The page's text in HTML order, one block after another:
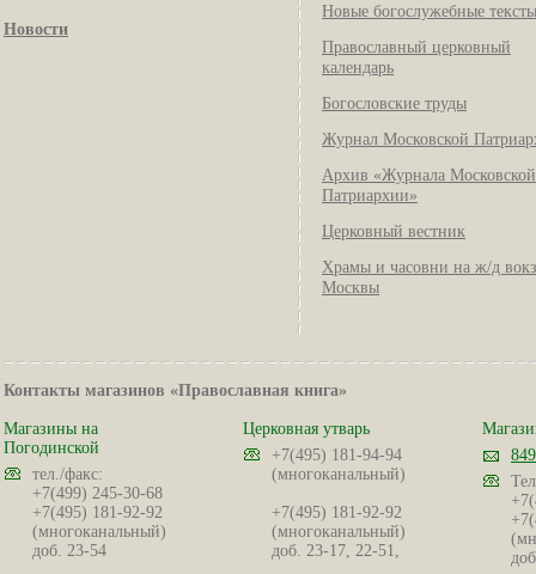
Новости
Новые богослужебные тексты
Православный церковный
календарь
Богословские труды
Журнал Московской
Архив «Журнала Московской
Патриархии»
Церковный вестник
Храмы и часовни на ж/д
Москвы
Контакты магазинов «Православная книга»
Магазины на
Погодинской
тел./факс:
+7(499) 245-30-68
+7(495) 181-92-92
(многоканальный)
доб. 23-54
Церковная утварь
+7(495) 181-94-94
(многоканальный)
+7(495) 181-92-92
(многоканальный)
доб. 23-17, 22-51,